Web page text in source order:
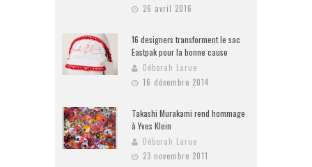
26 avril 2016
16 designers transforment le sac
Eastpak pour la bonne cause
Déborah Larue
16 décembre 2014
Takashi Murakami rend hommage
à Yves Klein
Déborah Larue
23 novembre 2011